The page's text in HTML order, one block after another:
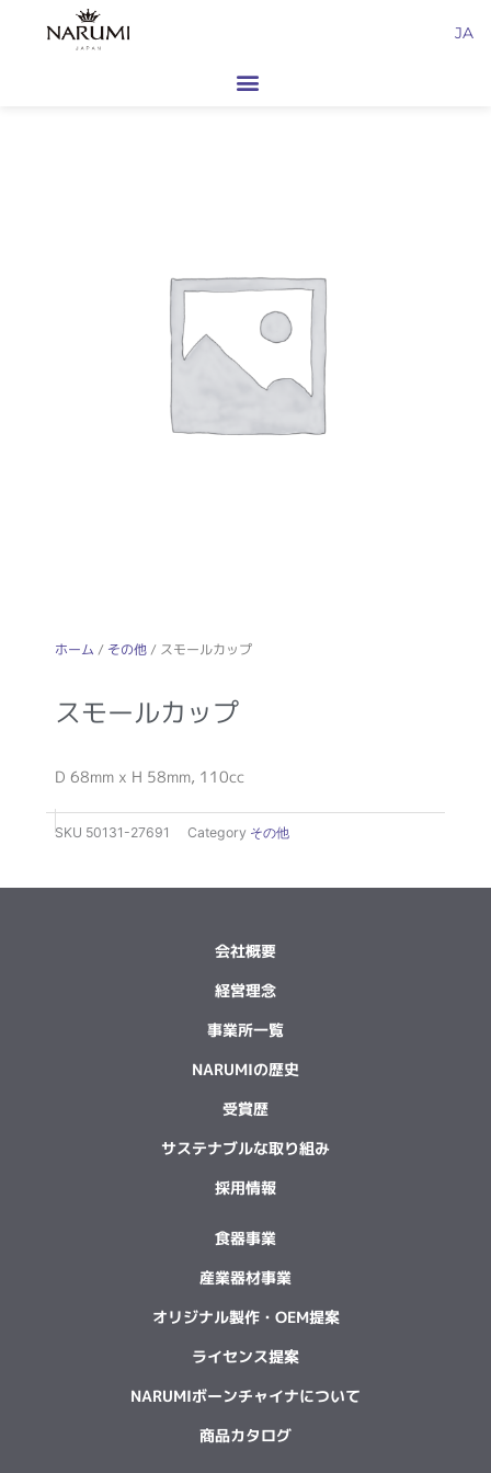
JA
ホーム / その他/ スモールカップ
スモールカップ
D 68mm x H 58mm, 110cc
SKU 50131-27691 Category その他
会社概要
経営理念
事業所一覧
NARUMIの歴史
受賞歴
サステナブルな取り組み
採用情報
食器事業
産業器材事業
オリジナル製作・OEM提案
ライセンス提案
NARUMIボーンチャイナについて
商品カタログ